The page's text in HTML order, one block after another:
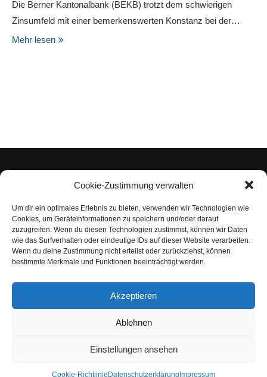
Cookie-Zustimmung verwalten
Um dir ein optimales Erlebnis zu bieten, verwenden wir Technologien wie
Cookies, um Geräteinformationen zu speichern und/oder darauf
zuzugreifen. Wenn du diesen Technologien zustimmst, können wir Daten
wie das Surfverhalten oder eindeutige IDs auf dieser Website verarbeiten.
Wenn du deine Zustimmung nicht erteilst oder zurückziehst, können
bestimmte Merkmale und Funktionen beeinträchtigt werden.
Akzeptieren
Ablehnen
Einstellungen ansehen
Cookie-Richtlinie Datenschutzerklärung Impressum
Die Berner Kantonalbank (BEKB) trotzt dem schwierigen
Zinsumfeld mit einer bemerkenswerten Konstanz bei der…
Mehr lesen
Impressum
Datenschutzerklärung
Nutzungsbedingungen | Haftungsausschluss
AGB